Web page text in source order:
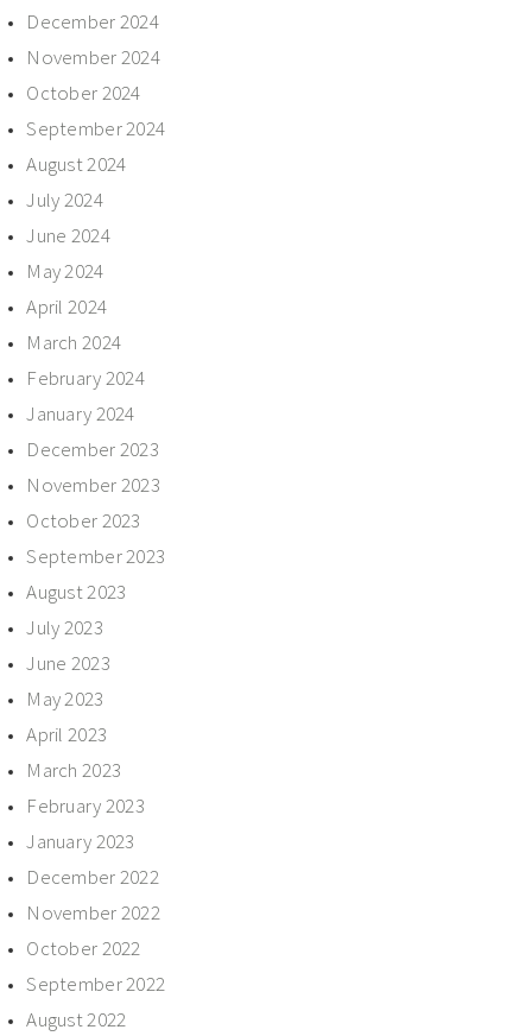
December 2024
November 2024
October 2024
September 2024
August 2024
July 2024
June 2024
May 2024
April 2024
March 2024
February 2024
January 2024
December 2023
November 2023
October 2023
September 2023
August 2023
July 2023
June 2023
May 2023
April 2023
March 2023
February 2023
January 2023
December 2022
November 2022
October 2022
September 2022
August 2022